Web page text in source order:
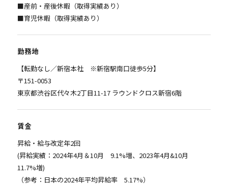
■産前・産後休暇（取得実績あり）
■育児休暇（取得実績あり）
勤務地
【転勤なし／新宿本社 ※新宿駅南口徒歩5分】
〒151-0053
東京都渋谷区代々木2丁目11-17 ラウンドクロス新宿6階
賃金
昇給・給与改定年2回
(昇給実績：2024年4月＆10月 9.1%増、2023年4月&10月
11.7%増)
（参考：日本の2024年平均昇給率 5.17%）